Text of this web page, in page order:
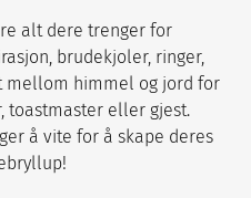
alt dere trenger for
brudekjoler, ringer,
mellom himmel og jord for
toastmaster eller gjest.
å vite for å skape deres